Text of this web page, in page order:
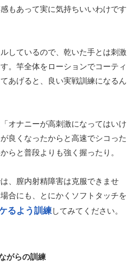
もあって実に気持ちいいわけです
しているので、乾いた手とは刺激
。竿全体をローションでコーティ
あげると、良い実戦訓練になるん
オナニーが高刺激になってはいけ
良くなったからと高速でシコった
らと普段よりも強く握ったり。
、膣内射精障害は克服できませ
合にも、とにかくソフトタッチを
るよう訓練してみてください。
がらの訓練